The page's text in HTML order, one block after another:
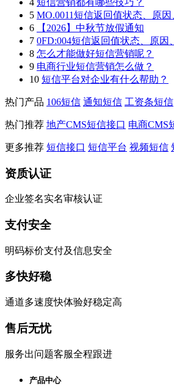
5 MO.0011短信返回值状态、原
6
【2026】中秋节放假通知
7 0FD:004短信返回值状态、原因
8 怎么才能做好短信营销呢？
9 电商行业短信营销怎么做？
10 短信平台对企业有什么帮助？
热门产品 106短信 通知短信 工资条短信
热门推荐 地产CMS短信接口 电商CMS
更多推荐 短信接口 短信平台 视频短信
资质认证
企业签名实名审核认证
支付安全
明码标价支付及信息安全
多快好稳
通道多速度快体验好稳定高
售后无忧
服务出问题客服全程跟进
产品中心